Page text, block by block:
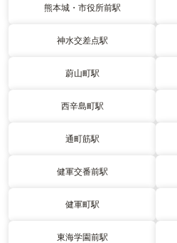
熊本城・市役所前駅
神水交差点駅
蔚山町駅
西辛島町駅
通町筋駅
健軍交番前駅
健軍町駅
東海学園前駅